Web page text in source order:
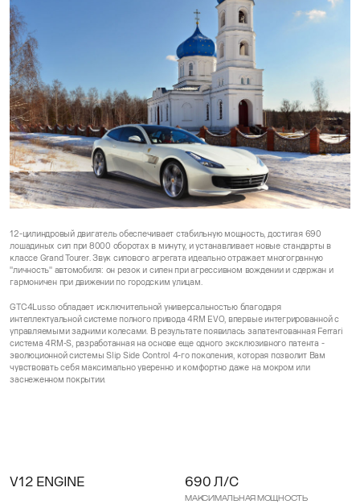
12-цилиндровый двигатель обеспечивает стабильную мощность, достигая 690
лошадиных сил при 8000 оборотах в минуту, и устанавливает новые стандарты в
классе Grand Tourer. Звук силового агрегата идеально отражает многогранную
"личность" автомобиля: он резок и силен при агрессивном вождении и сдержан и
гармоничен при движении по городским улицам.
GTC4Lusso обладает исключительной универсальностью благодаря
интеллектуальной системе полного привода 4RM EVO, впервые интегрированной с
управляемыми задними колесами. В результате появилась запатентованная Ferrari
система 4RM-S, разработанная на основе еще одного эксклюзивного патента -
эволюционной системы Slip Side Control 4-го поколения, которая позволит Вам
чувствовать себя максимально уверенно и комфортно даже на мокром или
заснеженном покрытии.
V12 ENGINE 690 Л/С
Максимальная мощность